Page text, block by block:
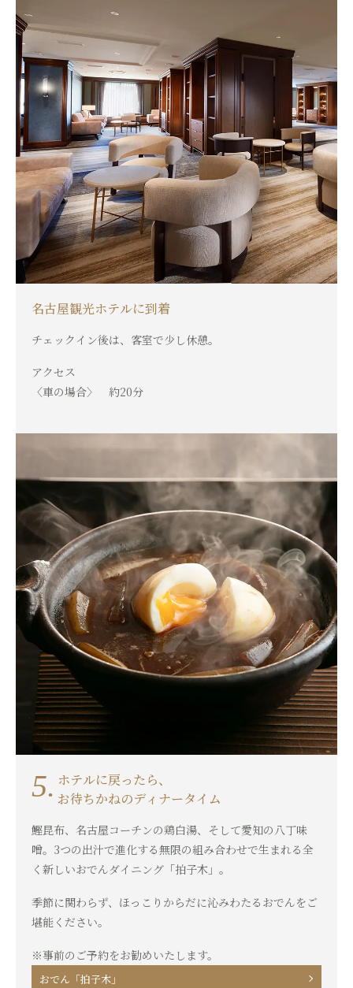
名古屋観光ホテルに到着
チェックイン後は、客室で少し休憩。
アクセス
〈車の場合〉 約20分
5. ホテルに戻ったら、
お待ちかねのディナータイム
鰹昆布、名古屋コーチンの鶏白湯、そして愛知の八丁味
噌。3つの出汁で進化する無限の組み合わせで生まれる全
く新しいおでんダイニング「拍子木」。
季節に関わらず、ほっこりからだに沁みわたるおでんをご
堪能ください。
※事前のご予約をお勧めいたします。
おでん「拍子木」